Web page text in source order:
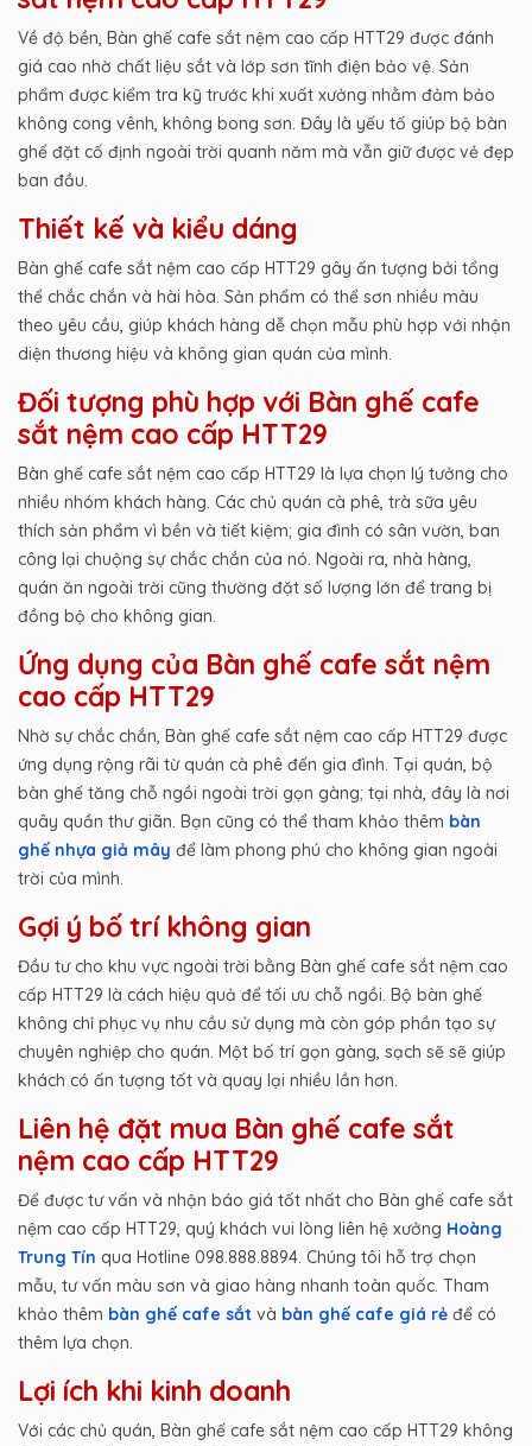
Về độ bền, Bàn ghế cafe sắt nệm cao cấp HTT29 được đánh
giá cao nhờ chất liệu sắt và lớp sơn tĩnh điện bảo vệ. Sản
phẩm được kiểm tra kỹ trước khi xuất xưởng nhằm đảm bảo
không cong vênh, không bong sơn. Đây là yếu tố giúp bộ bàn
ghế đặt cố định ngoài trời quanh năm mà vẫn giữ được vẻ đẹp
ban đầu.
Thiết kế và kiểu dáng
Bàn ghế cafe sắt nệm cao cấp HTT29 gây ấn tượng bởi tổng
thể chắc chắn và hài hòa. Sản phẩm có thể sơn nhiều màu
theo yêu cầu, giúp khách hàng dễ chọn mẫu phù hợp với nhận
diện thương hiệu và không gian quán của mình.
Đối tượng phù hợp với Bàn ghế cafe
sắt nệm cao cấp HTT29
Bàn ghế cafe sắt nệm cao cấp HTT29 là lựa chọn lý tưởng cho
nhiều nhóm khách hàng. Các chủ quán cà phê, trà sữa yêu
thích sản phẩm vì bền và tiết kiệm; gia đình có sân vườn, ban
công lại chuộng sự chắc chắn của nó. Ngoài ra, nhà hàng,
quán ăn ngoài trời cũng thường đặt số lượng lớn để trang bị
đồng bộ cho không gian.
Ứng dụng của Bàn ghế cafe sắt nệm
cao cấp HTT29
Nhờ sự chắc chắn, Bàn ghế cafe sắt nệm cao cấp HTT29 được
ứng dụng rộng rãi từ quán cà phê đến gia đình. Tại quán, bộ
bàn ghế tăng chỗ ngồi ngoài trời gọn gàng; tại nhà, đây là nơi
quây quần thư giãn. Bạn cũng có thể tham khảo thêm bàn
ghế nhựa giả mây để làm phong phú cho không gian ngoài
trời của mình.
Gợi ý bố trí không gian
Đầu tư cho khu vực ngoài trời bằng Bàn ghế cafe sắt nệm cao
cấp HTT29 là cách hiệu quả để tối ưu chỗ ngồi. Bộ bàn ghế
không chỉ phục vụ nhu cầu sử dụng mà còn góp phần tạo sự
chuyên nghiệp cho quán. Một bố trí gọn gàng, sạch sẽ sẽ giúp
khách có ấn tượng tốt và quay lại nhiều lần hơn.
Liên hệ đặt mua Bàn ghế cafe sắt
nệm cao cấp HTT29
Để được tư vấn và nhận báo giá tốt nhất cho Bàn ghế cafe sắt
nệm cao cấp HTT29, quý khách vui lòng liên hệ xưởng Hoàng
Trung Tín qua Hotline 098.888.8894. Chúng tôi hỗ trợ chọn
mẫu, tư vấn màu sơn và giao hàng nhanh toàn quốc. Tham
khảo thêm bàn ghế cafe sắt và bàn ghế cafe giá rẻ để có
thêm lựa chọn.
Lợi ích khi kinh doanh
Với các chủ quán, Bàn ghế cafe sắt nệm cao cấp HTT29 không